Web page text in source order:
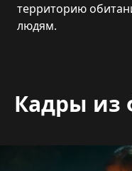
территорию
людям.
Кадры из